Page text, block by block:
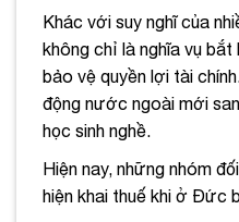
Khác với suy nghĩ của
không chỉ là nghĩa vụ
bảo vệ quyền lợi tài
động nước ngoài mới
học sinh nghề.
Hiện nay, những nhóm
hiện khai thuế khi ở Đức